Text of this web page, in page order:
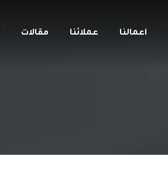
اعمالنا عملائنا مقالات